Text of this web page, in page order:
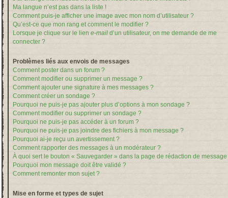
Ma langue n’est pas dans la liste !
Comment puis-je afficher une image avec mon nom d’utilisateur ?
Qu’est-ce que mon rang et comment le modifier ?
Lorsque je clique sur le lien e-mail d’un utilisateur, on me demande de me
connecter ?
Problèmes liés aux envois de messages
Comment poster dans un forum ?
Comment modifier ou supprimer un message ?
Comment ajouter une signature à mes messages ?
Comment créer un sondage ?
Pourquoi ne puis-je pas ajouter plus d’options à mon sondage ?
Comment modifier ou supprimer un sondage ?
Pourquoi ne puis-je pas accéder à un forum ?
Pourquoi ne puis-je pas joindre des fichiers à mon message ?
Pourquoi ai-je reçu un avertissement ?
Comment rapporter des messages à un modérateur ?
À quoi sert le bouton « Sauvegarder » dans la page de rédaction de message
Pourquoi mon message doit être validé ?
Comment remonter mon sujet ?
Mise en forme et types de sujet